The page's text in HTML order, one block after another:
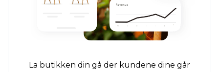
La butikken din gå der kundene dine går